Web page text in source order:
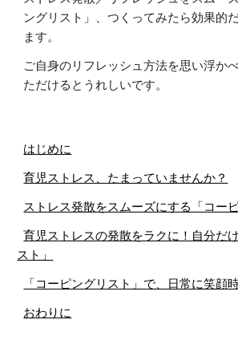
ングリスト」、つくってみたら効果的
ます。
ご自身のリフレッシュ方法を思い浮か
ただけるとうれしいです。
はじめに
育児ストレス、たまっていませんか？
ストレス発散をスムーズにする「コー
育児ストレスの発散をラクに！自分だ
スト」
「コーピングリスト」で、日常に笑顔
おわりに